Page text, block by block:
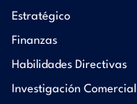
Estratégico
Finanzas
Habilidades Directivas
Investigación Comercial